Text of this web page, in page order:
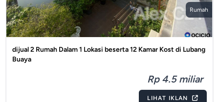
Rumah
dijual 2 Rumah Dalam 1 Lokasi beserta 12 Kamar Kost di Lubang
Buaya
Rp 4.5 miliar
LIHAT IKLAN